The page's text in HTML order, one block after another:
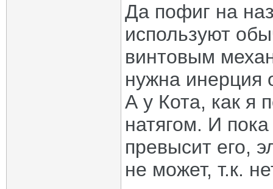
Да пофиг на
используют
винтовым
нужна инерция
А у Кота, как я
натягом. И
превысит его,
не может, т.к.